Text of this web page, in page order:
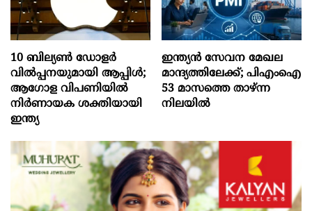
10 ബില്യൺ ഡോളർ
വിൽപ്പനയുമായി ആപ്പിൾ;
ആഗോള വിപണിയിൽ
നിർണായക ശക്തിയായി
ഇന്ത്യ
ഇന്ത്യൻ സേവന മേഖല
മാന്ദ്യത്തിലേക്ക്; പിഎംഐ
53 മാസത്തെ താഴ്ന്ന
നിലയില്‍